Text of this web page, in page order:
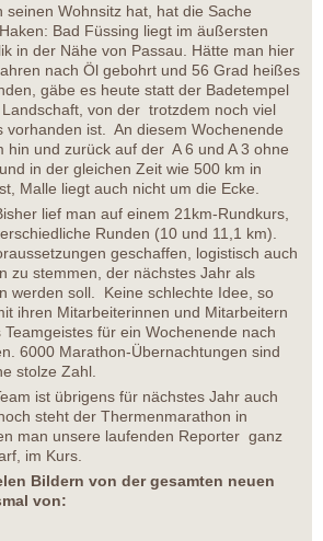
seinen Wohnsitz hat, hat die Sache
Bad Füssing liegt im äußersten
in der Nähe von Passau. Hätte man hier
nach Öl gebohrt und 56 Grad heißes
gäbe es heute statt der Badetempel
von der trotzdem noch viel
vorhanden ist. An diesem Wochenende
hin und zurück auf der A 6 und A 3 ohne
in der gleichen Zeit wie 500 km in
Malle liegt auch nicht um die Ecke.
lief man auf einem 21km-Rundkurs,
Runden (10 und 11,1 km).
geschaffen, logistisch auch
zu stemmen, der nächstes Jahr als
werden soll. Keine schlechte Idee, so
ihren Mitarbeiterinnen und Mitarbeitern
für ein Wochenende nach
6000 Marathon-Übernachtungen sind
stolze Zahl.
ist übrigens für nächstes Jahr auch
steht der Thermenmarathon in
man unsere laufenden Reporter ganz
im Kurs.
Bildern von der gesamten neuen
von: